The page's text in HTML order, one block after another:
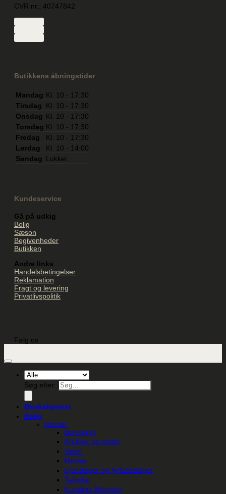
CVR nr.: 40747842
Butikkens åbningstider
Mandag Kl. 10 - 17:30
Tirsdag
Kl. 10 - 17:30
Onsdag Kl. 10 - 17:30
Torsdag Kl. 10 - 17:30
Fredag
Kl. 10 - 17:30
Lørdag
Kl. 10 - 14:00
Søndag
Lukket
Kundeservice
Gå på udkig
Bolig
Sæson
Begivenheder
Butikken
Andre links
Handelsbetingelser
Reklamation
Fragt og levering
Privatlivspolitik
Følg os
Søg efter:
Ønskehjørnet
Bolig
Interiør
Belysning
Krukker og potter
Vaser
Møbler
Lysestager og fyrfadsstager
Tekstiler
Kunstige Blomster